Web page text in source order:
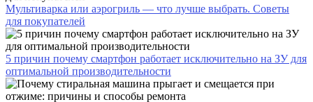
Мультиварка или аэрогриль — что лучше выбрать. Советы
для покупателей
5 причин почему смартфон работает исключительно на ЗУ для
оптимальной производительности